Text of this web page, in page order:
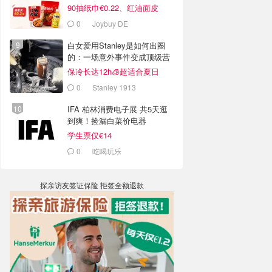
90抽纸巾€0.22、红油面皮
€0.99
0 Joybuy DE
白女爱用Stanley是如何出圈
的：一场意外事件变成顶级营
销案例
保冷长达12h🧊超适合夏日
0 Stanley 1913
IFA 柏林消费电子展 共5天逛
到爽！捡漏白菜价电器
学生票仅€14
0 吃喝玩乐
探亲访友签证保险 拒签全额退款